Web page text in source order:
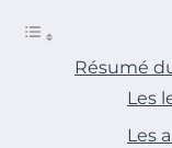
Résumé
Les
Les